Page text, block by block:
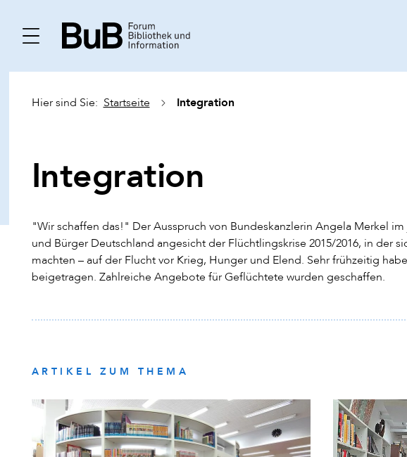
Hier sind Sie: Startseite Integration
Integration
"Wir schaffen das!" Der Ausspruch von Bundeskanzlerin Angela Merkel
und Bürger Deutschland angesicht der Flüchtlingskrise 2015/2016, in der
machten – auf der Flucht vor Krieg, Hunger und Elend. Sehr frühzeitig
beigetragen. Zahlreiche Angebote für Geflüchtete wurden geschaffen.
ARTIKEL ZUM THEMA